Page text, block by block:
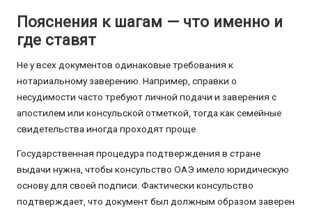
Пояснения к шагам — что именно и
где ставят
Не у всех документов одинаковые требования к
нотариальному заверению. Например, справки о
несудимости часто требуют личной подачи и заверения с
апостилем или консульской отметкой, тогда как семейные
свидетельства иногда проходят проще.
Государственная процедура подтверждения в стране
выдачи нужна, чтобы консульство ОАЭ имело юридическую
основу для своей подписи. Фактически консульство
подтверждает, что документ был должным образом заверен